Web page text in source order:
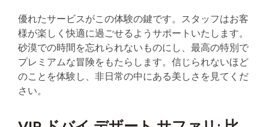
優れたサービスがこの体験の鍵です。スタッフはお客
様が楽しく快適に過ごせるようサポートいたします。
砂漠での時間を忘れられないものにし、最高の特別で
プレミアムな冒険をもたらします。信じられないほど
のことを体験し、非日常の中にある美しさを見てくだ
さい。